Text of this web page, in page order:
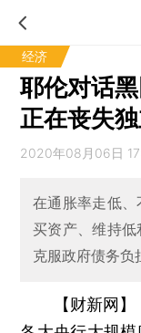
经济
耶伦对话
正在丧失
2020年08月06日
在通胀率走低
买资产、维持低
克服政府债务负
【财新网